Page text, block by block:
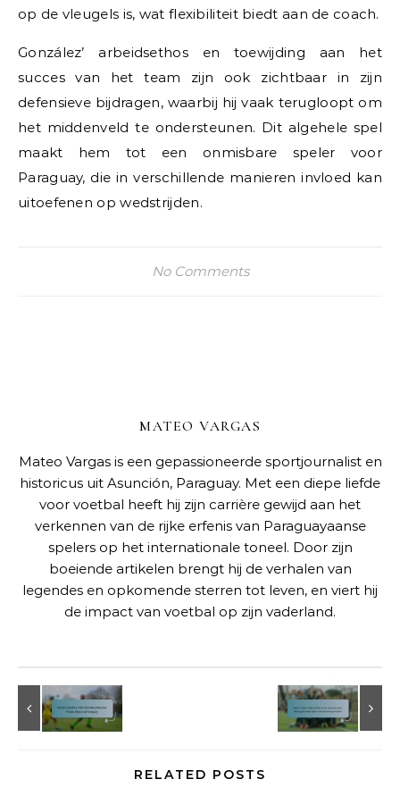
op de vleugels is, wat flexibiliteit biedt aan de coach.
González’ arbeidsethos en toewijding aan het
succes van het team zijn ook zichtbaar in zijn
defensieve bijdragen, waarbij hij vaak terugloopt om
het middenveld te ondersteunen. Dit algehele spel
maakt hem tot een onmisbare speler voor
Paraguay, die in verschillende manieren invloed kan
uitoefenen op wedstrijden.
No Comments
MATEO VARGAS
Mateo Vargas is een gepassioneerde sportjournalist en
historicus uit Asunción, Paraguay. Met een diepe liefde
voor voetbal heeft hij zijn carrière gewijd aan het
verkennen van de rijke erfenis van Paraguayaanse
spelers op het internationale toneel. Door zijn
boeiende artikelen brengt hij de verhalen van
legendes en opkomende sterren tot leven, en viert hij
de impact van voetbal op zijn vaderland.
RELATED POSTS